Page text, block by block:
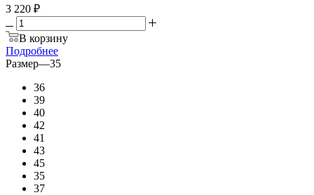
3 220 ₽
В корзину
Подробнее
Размер—35
36
39
40
42
41
43
45
35
37